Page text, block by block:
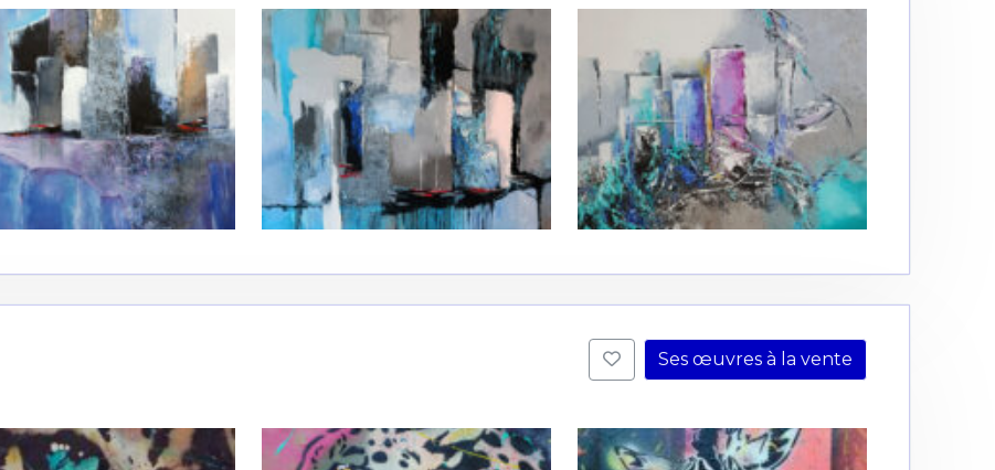
Ses œuvres à la vente